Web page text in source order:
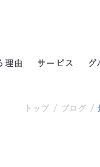
理由 サービス グ
トップ / ブログ /